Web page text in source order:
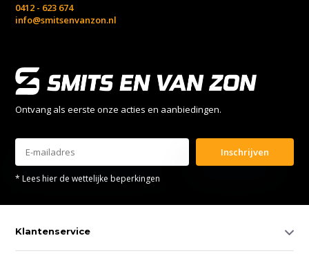
0412 - 623 674
info@smitsenvanzon.nl
Ontvang als eerste onze acties en aanbiedingen.
Inschrijven
* Lees hier de wettelijke beperkingen
Klantenservice